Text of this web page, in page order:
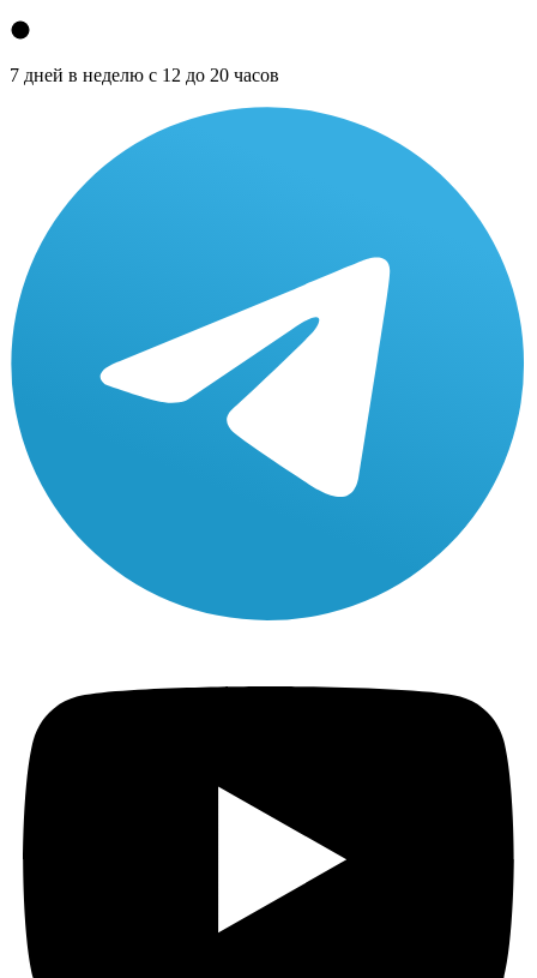
7 дней в неделю с 12 до 20 часов